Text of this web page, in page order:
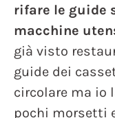
rifare le guide
macchine
già visto
guide dei
circolare ma io
pochi morsetti